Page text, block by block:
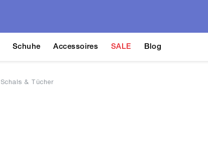
Schuhe Accessoires SALE Blog
Schals & Tücher